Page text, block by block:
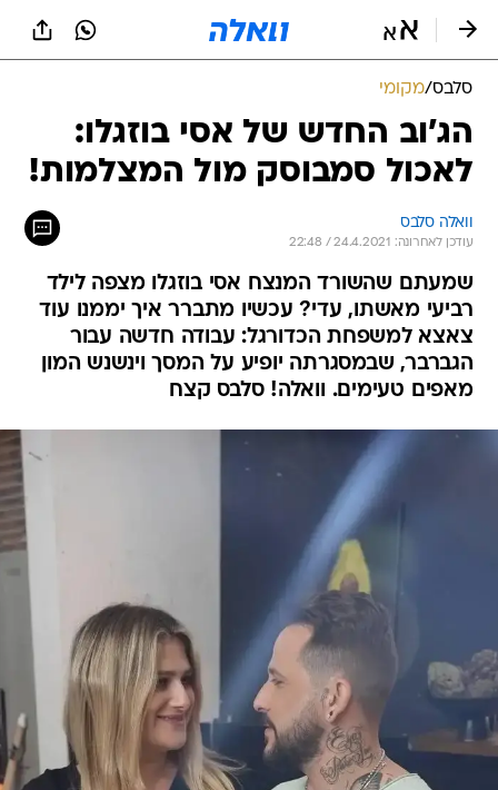
סלבס/מקומי
הג'וב החדש של אסי בוזגלו:
לאכול סמבוסק מול המצלמות!
וואלה סלבס
עודכן לאחרונה: 24.4.2021 / 22:48
שמעתם שהשורד המנצח אסי בוזגלו מצפה לילד
רביעי מאשתו, עדי? עכשיו מתברר איך יממנו עוד
צאצא למשפחת הכדורגל: עבודה חדשה עבור
הגברבר, שבמסגרתה יופיע על המסך וינשנש המון
מאפים טעימים. וואלה! סלבס קצח